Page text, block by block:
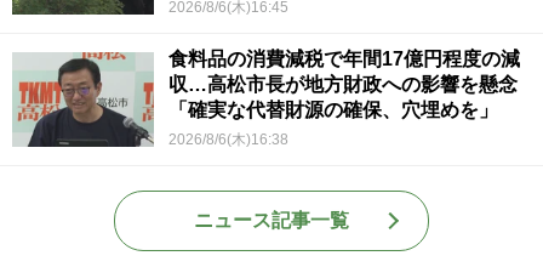
2026/8/6(木)16:45
食料品の消費減税で年間17億円程度の減
収…高松市長が地方財政への影響を懸念
「確実な代替財源の確保、穴埋めを」
2026/8/6(木)16:38
ニュース記事一覧